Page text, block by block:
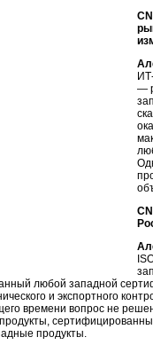
—
любой западной
и экспортного
времени вопрос не
продукты.